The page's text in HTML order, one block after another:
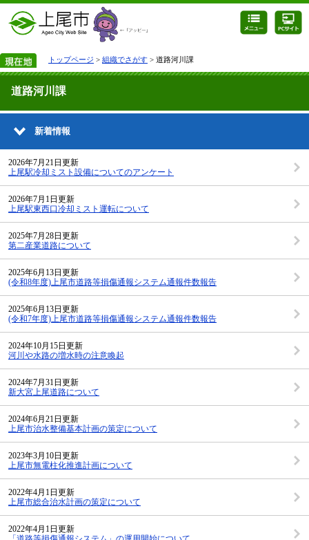
トップページ > 組織でさがす > 道路河川課
道路河川課
新着情報
2026年7月21日更新
上尾駅冷却ミスト設備についてのアンケート
2026年7月1日更新
上尾駅東西口冷却ミスト運転について
2025年7月28日更新
第二産業道路について
2025年6月13日更新
(令和8年度)上尾市道路等損傷通報システム通報件数報告
2025年6月13日更新
(令和7年度)上尾市道路等損傷通報システム通報件数報告
2024年10月15日更新
河川や水路の増水時の注意喚起
2024年7月31日更新
新大宮上尾道路について
2024年6月21日更新
上尾市治水整備基本計画の策定について
2023年3月10日更新
上尾市無電柱化推進計画について
2022年4月1日更新
上尾市総合治水計画の策定について
2022年4月1日更新